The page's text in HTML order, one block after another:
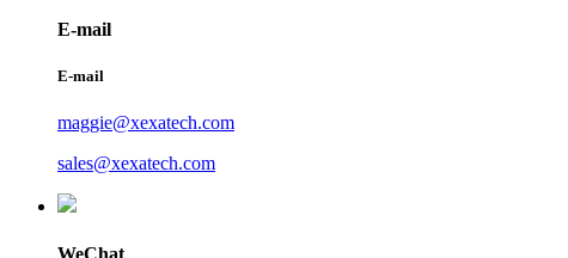
E-mail
E-mail
maggie@xexatech.com
sales@xexatech.com
WeChat